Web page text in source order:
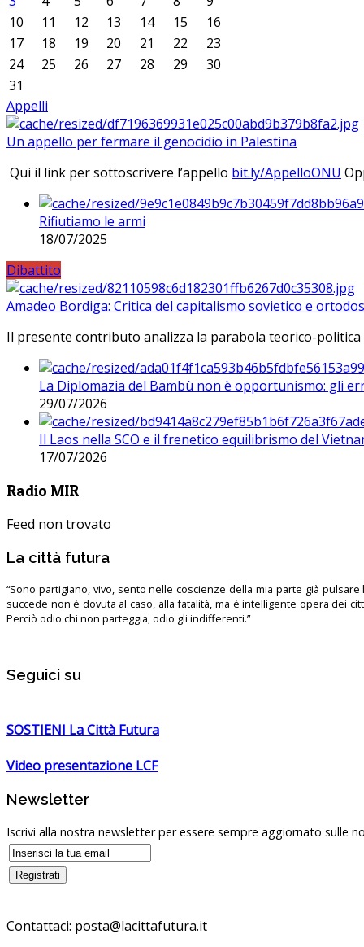
10
11 12 13 14 15
16
17
18 19 20 21 22
23
24
25 26 27 28 29
30
31
Appelli
Un appello per fermare il genocidio in Palestina
Qui il link per sottoscrivere l’appello bit.ly/AppelloONU
Rifiutiamo le armi
18/07/2025
Dibattito
Amadeo Bordiga: Critica del capitalismo sovietico e
Il presente contributo analizza la parabola teorico-
La Diplomazia del Bambù non è opportunismo: gli
29/07/2026
Il Laos nella SCO e il frenetico equilibrismo del
17/07/2026
Radio MIR
Feed non trovato
La città futura
“Sono partigiano, vivo, sento nelle coscienze della mia parte già pulsare
succede non è dovuta al caso, alla fatalità, ma è intelligente opera dei
Perciò odio chi non parteggia, odio gli indifferenti.”
Seguici su
SOSTIENI La Città Futura
Video presentazione LCF
Newsletter
Iscrivi alla nostra newsletter per essere sempre aggiornato sulle
Contattaci: